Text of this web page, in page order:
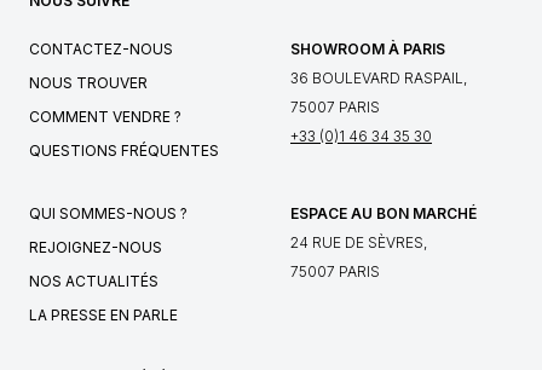
CONTACTEZ-NOUS
NOUS TROUVER
COMMENT VENDRE ?
QUESTIONS FRÉQUENTES
SHOWROOM À PARIS
36 BOULEVARD RASPAIL,
75007 PARIS
+33 (0)1 46 34 35 30
QUI SOMMES-NOUS ?
REJOIGNEZ-NOUS
NOS ACTUALITÉS
LA PRESSE EN PARLE
ESPACE AU BON MARCHÉ
24 RUE DE SÈVRES,
75007 PARIS